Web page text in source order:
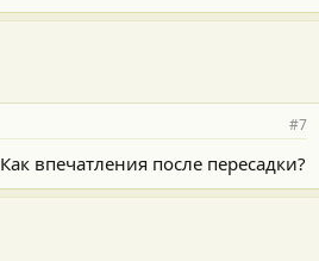
#7
впечатления после пересадки?